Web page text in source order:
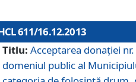
611/16.12.2013
Titlu: Acceptarea donaţiei
domeniul public al